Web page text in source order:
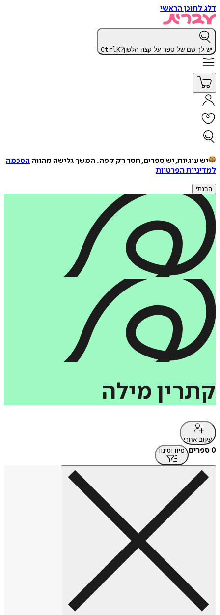
דלג לתוכן הראשי
יש לך שם של ספר על קצה הלשון? CtrlK
יש עוגיות, יש ספרים, חסר רק קפה. המשך גלישה מהווה הסכמה
למדיניות הפרטיות
הבנתי
קתרין מילה
עקוב אחרי
0 ספרים מיון וסינון